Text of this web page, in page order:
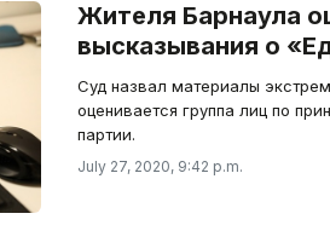
Жителя Барнаула
высказывания о
Суд назвал материалы
оценивается группа лиц по
партии.
July 27, 2020, 9:42 p.m.